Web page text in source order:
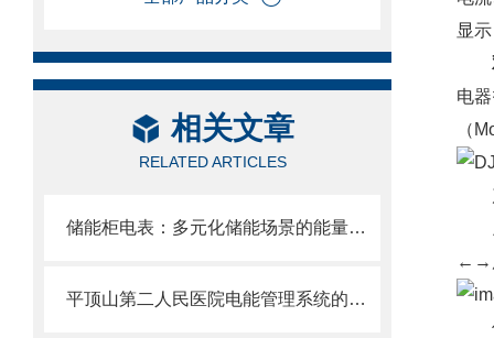
相关文章
RELATED ARTICLES
储能柜电表：多元化储能场景的能量计量管理中枢
平顶山第二人民医院电能管理系统的设计及应用
显
电
（
←→
仪